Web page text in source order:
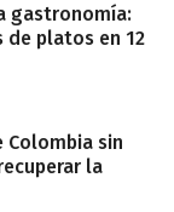
gastronomía:
de platos en 12
Colombia sin
la